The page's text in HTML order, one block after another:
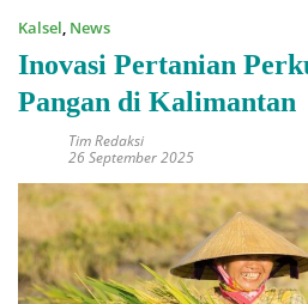
Kalsel, News
Inovasi Pertanian
Pangan di Kalimantan
Tim Redaksi
26 September 2025